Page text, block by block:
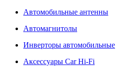
Автомобильные антенны
Автомагнитолы
Инверторы автомобильные
Аксессуары Car Hi-Fi